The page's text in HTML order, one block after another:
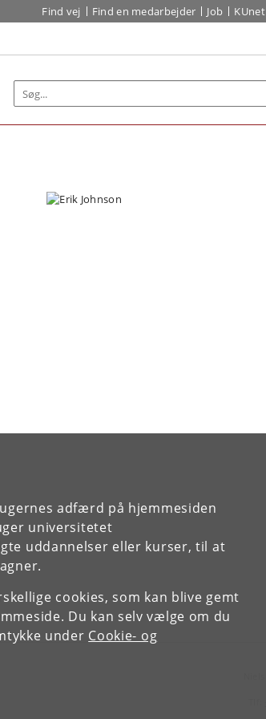
adfærd på hjemmesiden
universitetet
uddannelser eller kurser, til at
cookies, som kan blive gemt
Du kan selv vælge om du
under Cookie- og
Find vej Find en medarbejder Job KUnet